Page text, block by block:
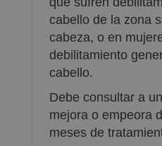
cabello de la zona
cabeza, o en
debilitamiento
cabello.
Debe consultar a
mejora o empeora
meses de